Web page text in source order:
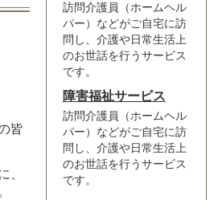
皆
、
訪問介護員（ホームヘル
パー）などがご自宅に訪
問し、介護や日常生活上
のお世話を行うサービス
です。
障害福祉サービス
訪問介護員（ホームヘル
パー）などがご自宅に訪
問し、介護や日常生活上
のお世話を行うサービス
です。